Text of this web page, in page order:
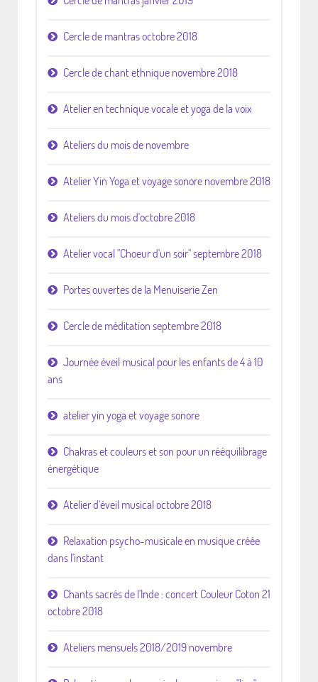
Cercle de mantras octobre 2018
Cercle de chant ethnique novembre 2018
Atelier en technique vocale et yoga de la voix
Ateliers du mois de novembre
Atelier Yin Yoga et voyage sonore novembre 2018
Ateliers du mois d'octobre 2018
Atelier vocal "Choeur d'un soir" septembre 2018
Portes ouvertes de la Menuiserie Zen
Cercle de méditation septembre 2018
Journée éveil musical pour les enfants de 4 à 10
ans
atelier yin yoga et voyage sonore
Chakras et couleurs et son pour un rééquilibrage
énergétique
Atelier d'éveil musical octobre 2018
Relaxation psycho-musicale en musique créée
dans l'instant
Chants sacrés de l'Inde : concert Couleur Coton 21
octobre 2018
Ateliers mensuels 2018/2019 novembre